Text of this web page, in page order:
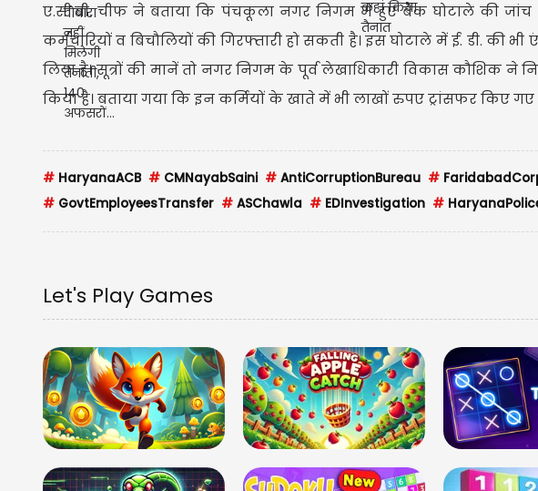
ए.सी.बी. चीफ ने बताया कि पंचकूला नगर निगम में हुए बैंक घोटाले की
कर्मचारियों व बिचौलियों की गिरफ्तारी हो सकती है। इस घोटाले में ई. डी. की
लिया है। सूत्रों की मानें तो नगर निगम के पूर्व लेखाधिकारी विकास कौशिक
किया है। बताया गया कि इन कर्मियों के खाते में भी लाखों रुपए ट्रांसफर किए गए
# HaryanaACB # CMNayabSaini # AntiCorruptionBureau #
# GovtEmployeesTransfer # ASChawla # EDInvestigation #
Let's Play Games